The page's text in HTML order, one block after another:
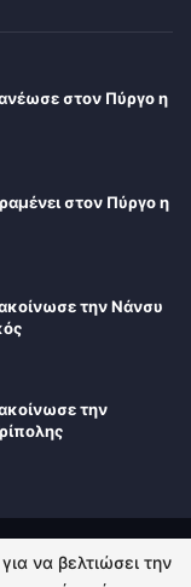
στον Πύργο η
στον Πύργο η
την Νάνσυ
την
να βελτιώσει την